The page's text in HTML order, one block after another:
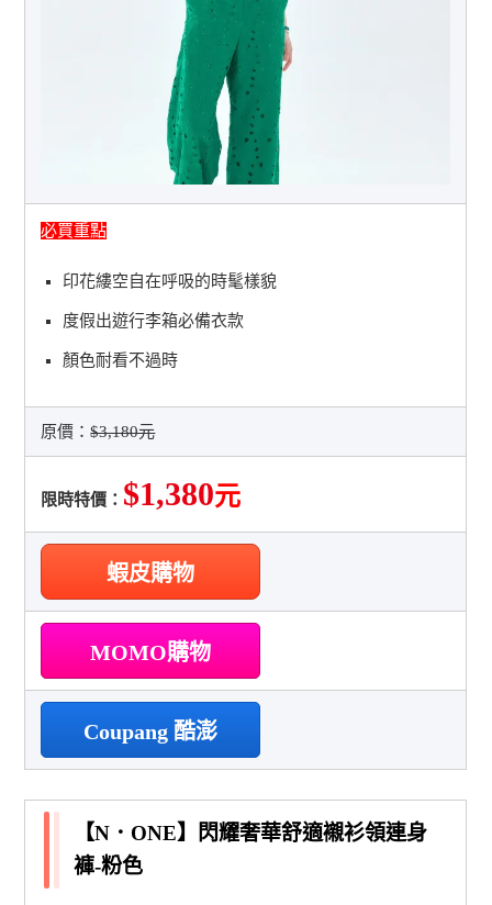
必買重點
印花縷空自在呼吸的時髦樣貌
度假出遊行李箱必備衣款
顏色耐看不過時
原價：$3,180元
限時特價： $1,380元
蝦皮購物
MOMO購物
Coupang 酷澎
【N．ONE】閃耀奢華舒適襯衫領連身
褲-粉色